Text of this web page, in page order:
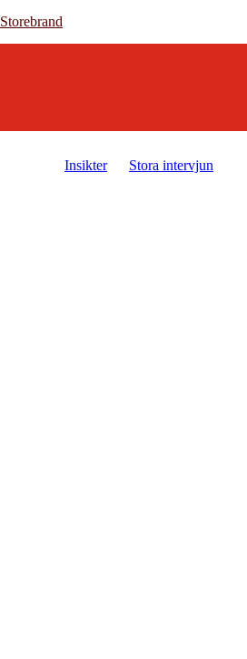
Storebrand
Storebrand
Insikter Stora intervjun